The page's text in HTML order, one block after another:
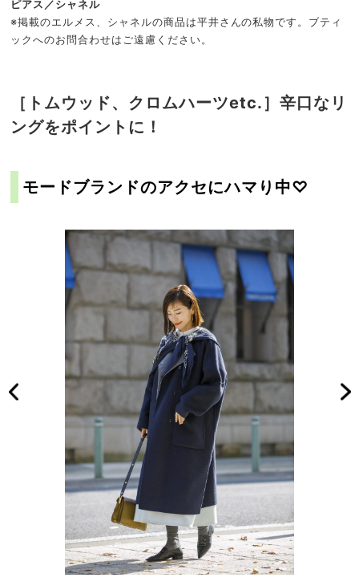
ピアス／シャネル
※掲載のエルメス、シャネルの商品は平井さんの私物です。ブティ
ックへのお問合わせはご遠慮ください。
［トムウッド、クロムハーツetc.］辛口なリ
ングをポイントに！
モードブランドのアクセにハマり中♡